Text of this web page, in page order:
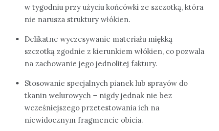
w tygodniu przy użyciu końcówki ze szczotką, która
nie narusza struktury włókien.
Delikatne wyczesywanie materiału miękką
szczotką zgodnie z kierunkiem włókien, co pozwala
na zachowanie jego jednolitej faktury.
Stosowanie specjalnych pianek lub sprayów do
tkanin welurowych – nigdy jednak nie bez
wcześniejszego przetestowania ich na
niewidocznym fragmencie obicia.